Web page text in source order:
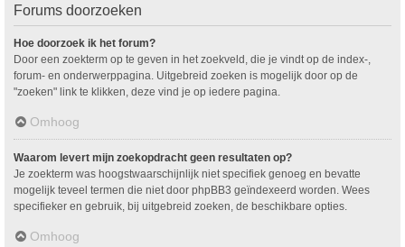
Forums doorzoeken
Hoe doorzoek ik het forum?
Door een zoekterm op te geven in het zoekveld, die je vindt op de index-,
forum- en onderwerppagina. Uitgebreid zoeken is mogelijk door op de
"zoeken" link te klikken, deze vind je op iedere pagina.
Omhoog
Waarom levert mijn zoekopdracht geen resultaten op?
Je zoekterm was hoogstwaarschijnlijk niet specifiek genoeg en bevatte
mogelijk teveel termen die niet door phpBB3 geïndexeerd worden. Wees
specifieker en gebruik, bij uitgebreid zoeken, de beschikbare opties.
Omhoog